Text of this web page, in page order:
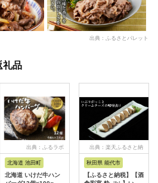
出典：ふるさとパレット
礼品
出典：ふるラボ
北海道 池田町
北海道 いけだ牛ハン
出典：楽天ふるさと納
秋田県 能代市
【ふるさと納税】【酒